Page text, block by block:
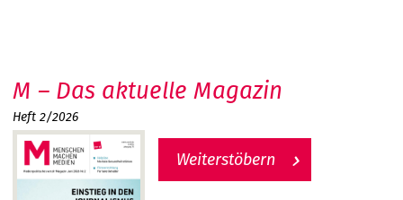
M – Das aktuelle Magazin
Heft 2/2026
Weiterstöbern